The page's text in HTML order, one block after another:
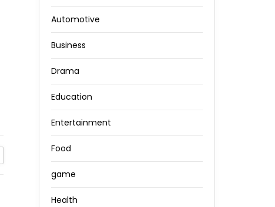
Automotive
Business
Drama
Education
Entertainment
Food
game
Health